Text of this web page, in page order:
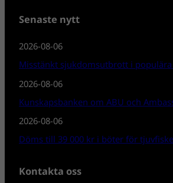
Senaste nytt
2026-08-06
Misstänkt sjukdomsutbrott i
2026-08-06
Kunskapsbanken om ABU och
2026-08-06
Döms till 39 000 kr i böter för
Kontakta oss